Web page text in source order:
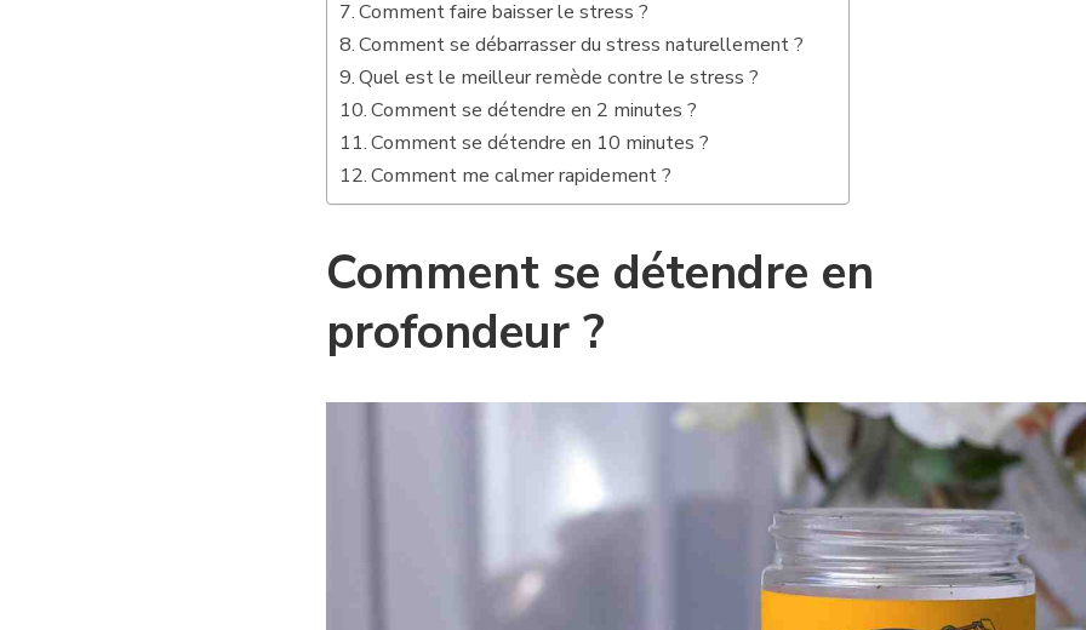
Comment faire baisser le stress ?
Comment se débarrasser du stress naturellement ?
Quel est le meilleur remède contre le stress ?
Comment se détendre en 2 minutes ?
Comment se détendre en 10 minutes ?
Comment me calmer rapidement ?
Comment se détendre en
profondeur ?